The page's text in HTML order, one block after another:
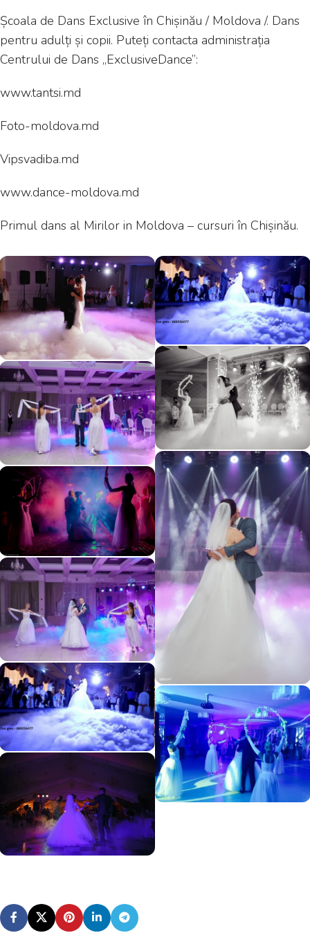
Școala de Dans Exclusive în Chișinău / Moldova /. Dans
pentru adulți și copii. Puteți contacta administrația
Centrului de Dans „ExclusiveDance”:
www.tantsi.md
Foto-moldova.md
Vipsvadiba.md
www.dance-moldova.md
Primul dans al Mirilor in Moldova – cursuri în Chișinău.